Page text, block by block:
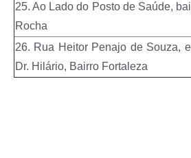
25. Ao Lado do Posto de Saúde,
Rocha
26. Rua Heitor Penajo de Souza,
Dr. Hilário, Bairro Fortaleza